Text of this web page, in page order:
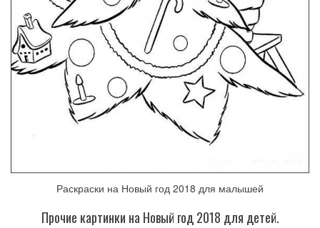
Раскраски на Новый год 2018 для малышей
Прочие картинки на Новый год 2018 для детей.